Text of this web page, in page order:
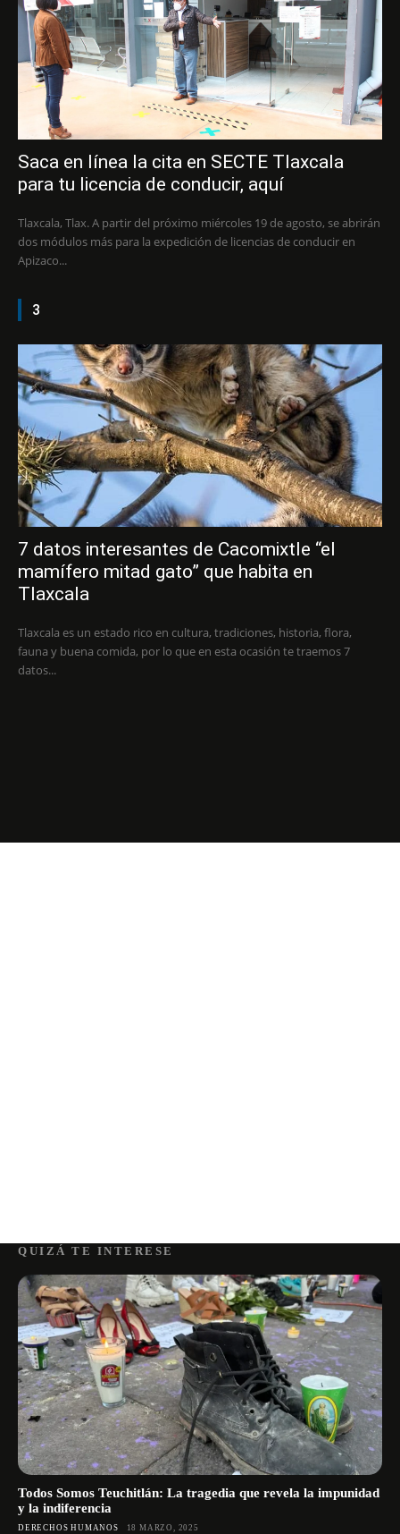
Saca en línea la cita en SECTE Tlaxcala
para tu licencia de conducir, aquí
Tlaxcala, Tlax. A partir del próximo miércoles 19 de agosto, se abrirán
dos módulos más para la expedición de licencias de conducir en
Apizaco...
3
7 datos interesantes de Cacomixtle “el
mamífero mitad gato” que habita en
Tlaxcala
Tlaxcala es un estado rico en cultura, tradiciones, historia, flora,
fauna y buena comida, por lo que en esta ocasión te traemos 7
datos...
QUIZÁ TE INTERESE
Todos Somos Teuchitlán: La tragedia que revela la impunidad
y la indiferencia
DERECHOS HUMANOS 18 MARZO, 2025